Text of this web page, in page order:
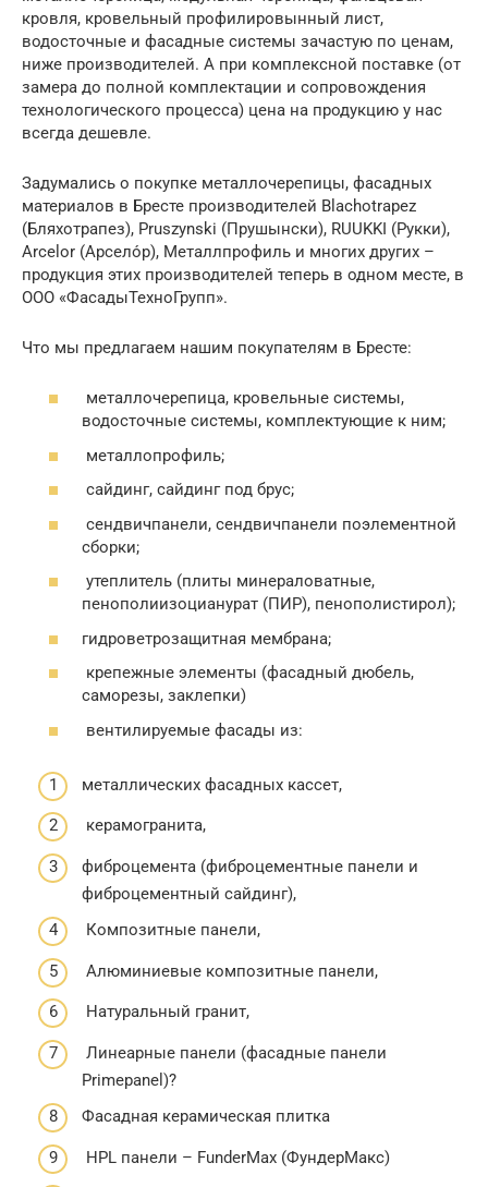
кровля, кровельный профилировынный лист,
водосточные и фасадные системы зачастую по ценам,
ниже производителей. А при комплексной поставке (от
замера до полной комплектации и сопровождения
технологического процесса) цена на продукцию у нас
всегда дешевле.
Задумались о покупке металлочерепицы, фасадных
материалов в Бресте производителей Blachotrapez
(Бляхотрапез), Pruszynski (Прушынски), RUUKKI (Рукки),
Arcelor (Арсело́р), Металлпрофиль и многих других –
продукция этих производителей теперь в одном месте, в
ООО «ФасадыТехноГрупп».
Что мы предлагаем нашим покупателям в Бресте:
металлочерепица, кровельные системы,
водосточные системы, комплектующие к ним;
металлопрофиль;
сайдинг, сайдинг под брус;
сендвичпанели, сендвичпанели поэлементной
сборки;
утеплитель (плиты минераловатные,
пенополиизоцианурат (ПИР), пенополистирол);
гидроветрозащитная мембрана;
крепежные элементы (фасадный дюбель,
саморезы, заклепки)
вентилируемые фасады из:
металлических фасадных кассет,
керамогранита,
фиброцемента (фиброцементные панели и
фиброцементный сайдинг),
Композитные панели,
Алюминиевые композитные панели,
Натуральный гранит,
Линеарные панели (фасадные панели
Primepanel)?
Фасадная керамическая плитка
HPL панели – FunderMax (ФундерМакс)